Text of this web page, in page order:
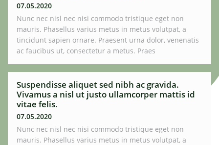
07.05.2020
Nunc nec nisl nec nisi commodo tristique eget non
mauris. Phasellus varius metus in metus volutpat, a
tincidunt sapien ornare. Praesent urna dolor, venenatis
ac faucibus ut, consectetur a metus. Praes
Suspendisse aliquet sed nibh ac gravida.
Vivamus a nisl ut justo ullamcorper mattis id
vitae felis.
07.05.2020
Nunc nec nisl nec nisi commodo tristique eget non
mauris. Phasellus varius metus in metus volutpat, a